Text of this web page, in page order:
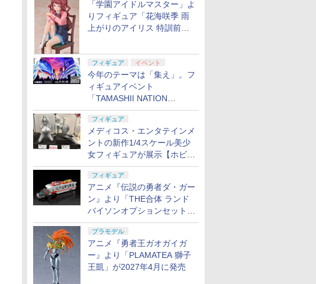
「学園アイドルマスター」よ
りフィギュア「花海咲季 雨
上がりのアイリス 特訓前
フィギュア イベント
今年のテーマは「集え」。フ
ィギュアイベント
「TAMASHII NATION
2026」が11月13日より開催
決定
フィギュア
メディコス・エンタテインメ
ントの新作1/4スケール美少
女フィギュアが展示【ホビー
メーカー合同展示会】
フィギュア
アニメ『伝説の勇者ダ・ガー
ン』より「THE合体 ランド
バイソンオプションセット」
が2027年5月に発売
プラモデル
アニメ『勇者王ガオガイガ
ー』より「PLAMATEA 獅子
王凱」が2027年4月に発売